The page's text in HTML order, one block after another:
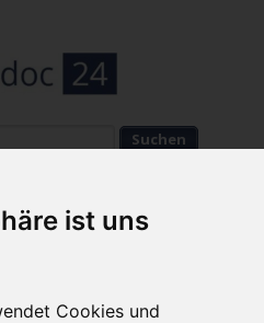
ist uns
Cookies und